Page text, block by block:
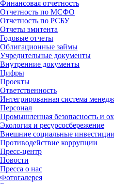
Финансовая отчетность
Отчетность по МСФО
Отчетность по РСБУ
Отчеты эмитента
Годовые отчеты
Облигационные займы
Учредительные документы
Внутренние документы
Цифры
Проекты
Ответственность
Интегрированная система
Персонал
Промышленная безопасность и
Экология и ресурсосбережение
Внешние социальные инвестиции
Противодействие коррупции
Пресс-центр
Новости
Пресса о нас
Фотогалерея